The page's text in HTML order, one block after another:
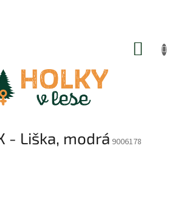
- Liška, modrá 9006178